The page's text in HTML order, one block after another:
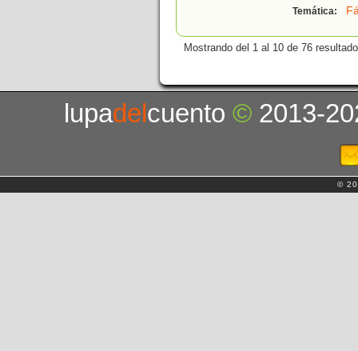
Temática:
Mostrando del 1 al 10 de 76
lupadelcuento© 2013-
©